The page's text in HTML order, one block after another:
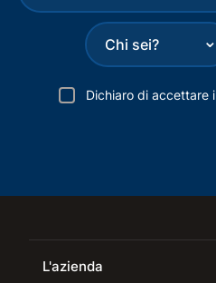
⌄
Dichiaro di accettare i
L'azienda